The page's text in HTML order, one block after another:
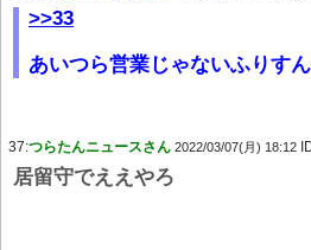
>>33
あいつら営業じゃないふりす
37:つらたんニュースさん 2022/03/07(月) 18:12
居留守でええやろ